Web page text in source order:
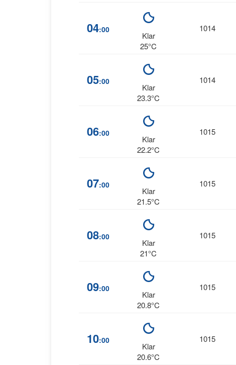
04:00
Klar
25°C
1014
05:00
Klar
23.3°C
1014
06:00
Klar
22.2°C
1015
07:00
Klar
21.5°C
1015
08:00
Klar
21°C
1015
09:00
Klar
20.8°C
1015
10:00
Klar
20.6°C
1015